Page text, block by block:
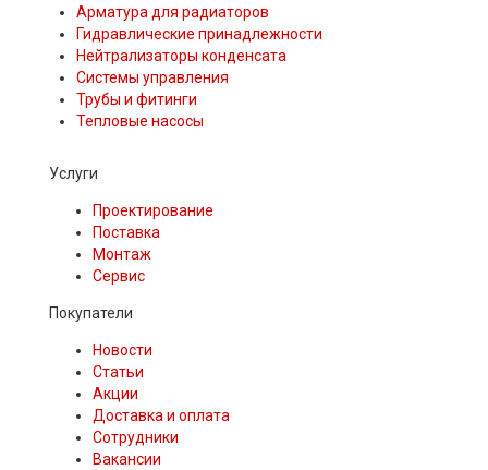
Арматура для радиаторов
Гидравлические принадлежности
Нейтрализаторы конденсата
Системы управления
Трубы и фитинги
Тепловые насосы
Услуги
Проектирование
Поставка
Монтаж
Сервис
Покупатели
Новости
Статьи
Акции
Доставка и оплата
Сотрудники
Вакансии